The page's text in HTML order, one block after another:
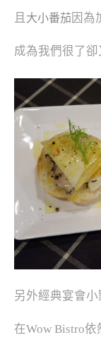
且 大小番茄 因為
成為我們很了卻
另外經典宴會小
在Wow Bistro